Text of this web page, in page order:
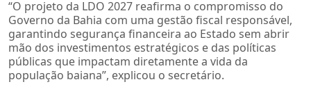
“O projeto da LDO 2027 reafirma o compromisso do
Governo da Bahia com uma gestão fiscal responsável,
garantindo segurança financeira ao Estado sem abrir
mão dos investimentos estratégicos e das políticas
públicas que impactam diretamente a vida da
população baiana”, explicou o secretário.